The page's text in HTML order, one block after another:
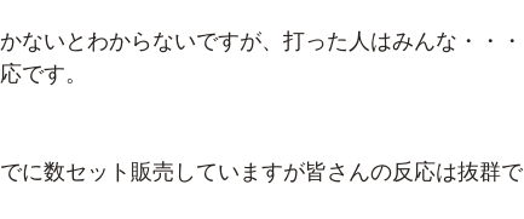
ないとわからないですが、打った人はみんな・・・
です。
に数セット販売していますが皆さんの反応は抜群で